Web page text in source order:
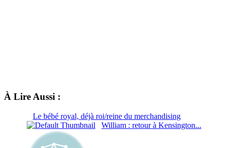
À Lire Aussi :
Le bébé royal, déjà roi/reine du merchandising
William : retour à Kensington...